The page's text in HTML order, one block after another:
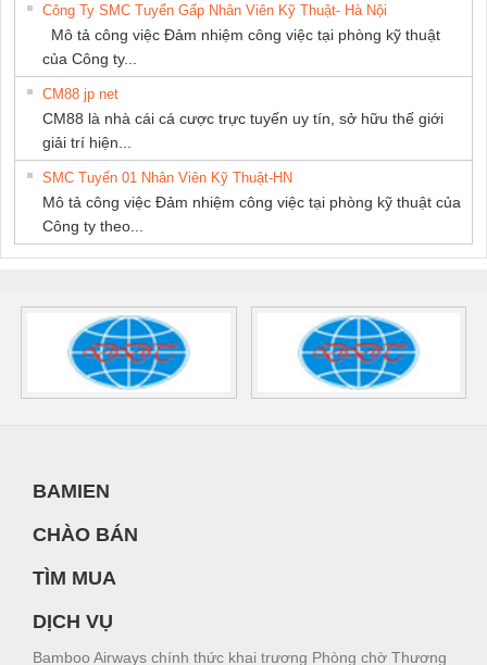
Công Ty SMC Tuyển Gấp Nhân Viên Kỹ Thuật- Hà Nội
Mô tả công việc Đảm nhiệm công việc tại phòng kỹ thuật
của Công ty...
CM88 jp net
CM88 là nhà cái cá cược trực tuyến uy tín, sở hữu thế giới
giải trí hiện...
SMC Tuyển 01 Nhân Viên Kỹ Thuật-HN
Mô tả công việc Đảm nhiệm công việc tại phòng kỹ thuật của
Công ty theo...
BAMIEN
CHÀO BÁN
TÌM MUA
DỊCH VỤ
Bamboo Airways chính thức khai trương Phòng chờ Thương